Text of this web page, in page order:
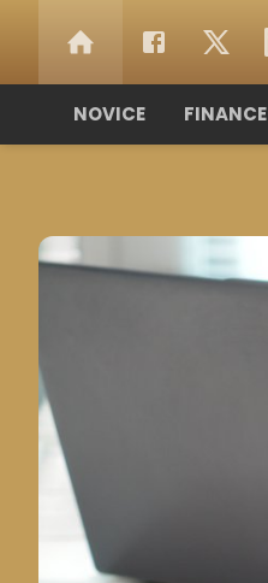
NOVICE FINANCE